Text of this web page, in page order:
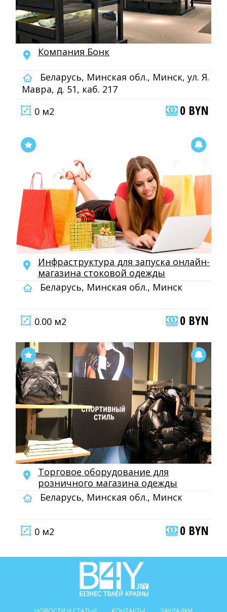
Компания Бонк
Беларусь, Минская обл., Минск, ул. Я.
Мавра, д. 51, каб. 217
0 м2
0 BYN
Инфраструктура для запуска онлайн-
магазина стоковой одежды
Беларусь, Минская обл., Минск
0.00 м2 0 BYN
Торговое оборудование для
розничного магазина одежды
Беларусь, Минская обл., Минск
0 м2 0 BYN